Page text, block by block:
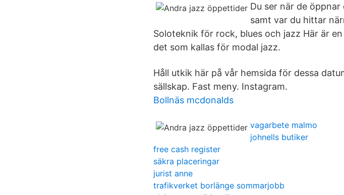
Du ser när de
samt var du hittar
Soloteknik för rock, blues och jazz Här är
det som kallas för modal jazz.
Håll utkik här på vår hemsida för dessa
sällskap. Fast meny. Instagram.
Bollnäs mcdonalds
vagarbete malmo
johnells butiker
free cash register
säkra placeringar
jurist anne
trafikverket borlänge sommarjobb